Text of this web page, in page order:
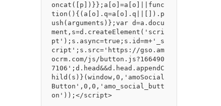
oncat([p])}};a[o]=a[o]||func
tion(){(a[o].q=a[o].q||[]).p
ush(arguments)};var d=a.docu
ment,s=d.createElement('scri
pt');s.async=true;s.id=m+'_s
cript';s.src='https://gso.am
ocrm.com/js/button.js?166490
7106';d.head&&d.head.appendC
hild(s)}(window,0,'amoSocial
Button',0,0,'amo_social_butt
on'));</script>